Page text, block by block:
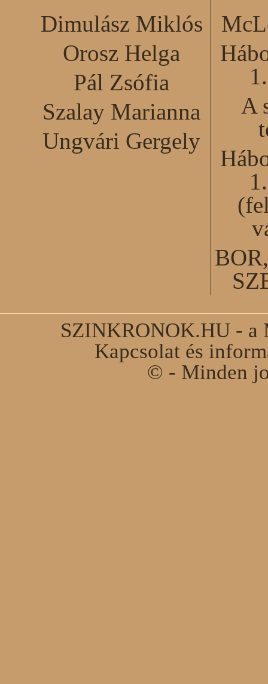
Dimulász Miklós
Orosz Helga
Pál Zsófia
Szalay Marianna
Ungvári Gergely
A
SZINKRONOK.HU - a
Kapcsolat és
© - Minden